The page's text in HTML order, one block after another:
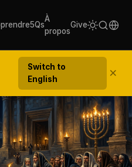
5Qs
À
propos
Give
Switch to
English
×